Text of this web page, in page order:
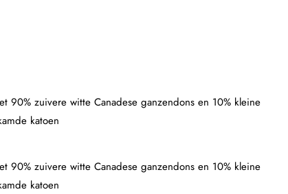
90% zuivere witte Canadese ganzendons en 10% kleine
katoen
90% zuivere witte Canadese ganzendons en 10% kleine
katoen